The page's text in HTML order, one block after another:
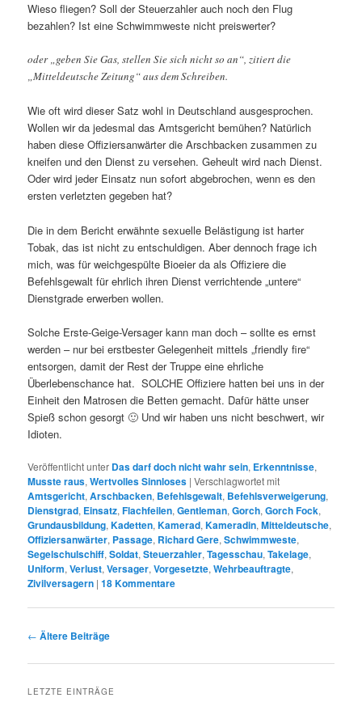
Wieso fliegen? Soll der Steuerzahler auch noch den Flug
bezahlen? Ist eine Schwimmweste nicht preiswerter?
oder „geben Sie Gas, stellen Sie sich nicht so an“, zitiert die
„Mitteldeutsche Zeitung“ aus dem Schreiben.
Wie oft wird dieser Satz wohl in Deutschland ausgesprochen.
Wollen wir da jedesmal das Amtsgericht bemühen? Natürlich
haben diese Offiziersanwärter die Arschbacken zusammen zu
kneifen und den Dienst zu versehen. Geheult wird nach Dienst.
Oder wird jeder Einsatz nun sofort abgebrochen, wenn es den
ersten verletzten gegeben hat?
Die in dem Bericht erwähnte sexuelle Belästigung ist harter
Tobak, das ist nicht zu entschuldigen. Aber dennoch frage ich
mich, was für weichgespülte Bioeier da als Offiziere die
Befehlsgewalt für ehrlich ihren Dienst verrichtende „untere“
Dienstgrade erwerben wollen.
Solche Erste-Geige-Versager kann man doch – sollte es ernst
werden – nur bei erstbester Gelegenheit mittels „friendly fire“
entsorgen, damit der Rest der Truppe eine ehrliche
Überlebenschance hat. SOLCHE Offiziere hatten bei uns in der
Einheit den Matrosen die Betten gemacht. Dafür hätte unser
Spieß schon gesorgt 🙂 Und wir haben uns nicht beschwert, wir
Idioten.
Veröffentlicht unter Das darf doch nicht wahr sein, Erkenntnisse,
Musste raus,Wertvolles Sinnloses |Verschlagwortet mit
Amtsgericht,Arschbacken, Befehlsgewalt, Befehlsverweigerung,
Dienstgrad, Einsatz,Flachfeilen,Gentleman,Gorch,Gorch Fock,
Grundausbildung,Kadetten,Kamerad,Kameradin,Mitteldeutsche,
Offiziersanwärter, Passage, Richard Gere,Schwimmweste,
Segelschulschiff,Soldat,Steuerzahler,Tagesschau,Takelage,
Uniform,Verlust,Versager,Vorgesetzte,Wehrbeauftragte,
Zivilversagern |18Kommentare
Beitrags-
← Ältere Beiträge
LETZTE EINTRÄGE